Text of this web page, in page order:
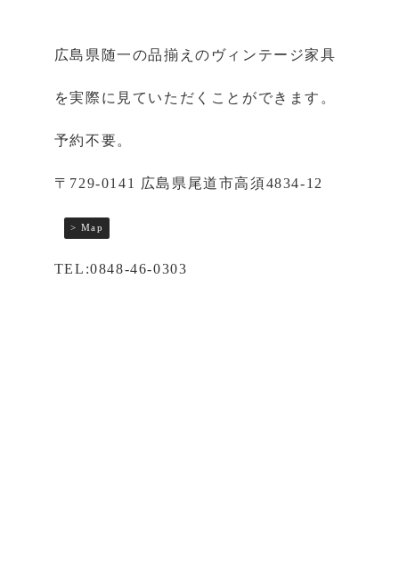
広島県随一の品揃えのヴィンテージ家具
を実際に見ていただくことができます。
予約不要。
〒729-0141 広島県尾道市高須4834-12
> Map
TEL:0848-46-0303